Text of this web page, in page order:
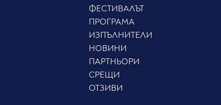
ФЕСТИВАЛЪТ
ПРОГРАМА
ИЗПЪЛНИТЕЛИ
НОВИНИ
ПАРТНЬОРИ
СРЕЩИ
ОТЗИВИ